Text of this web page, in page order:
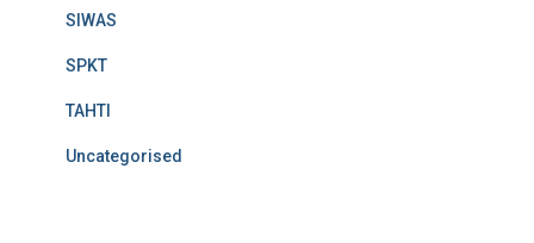
SIWAS
SPKT
TAHTI
Uncategorised